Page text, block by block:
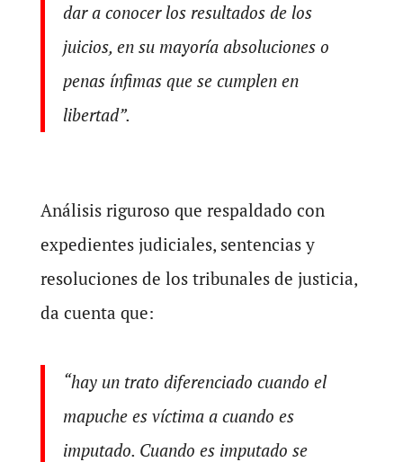
dar a conocer los resultados de los
juicios, en su mayoría absoluciones o
penas ínfimas que se cumplen en
libertad”.
Análisis riguroso que respaldado con
expedientes judiciales, sentencias y
resoluciones de los tribunales de justicia,
da cuenta que:
“hay un trato diferenciado cuando el
mapuche es víctima a cuando es
imputado. Cuando es imputado se